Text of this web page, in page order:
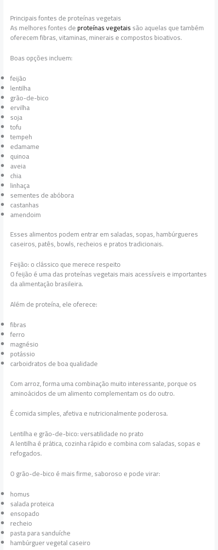
Principais fontes de proteínas vegetais
As melhores fontes deproteínas vegetaissão aquelas que também
oferecem fibras, vitaminas, minerais e compostos bioativos.
Boas opções incluem:
feijão
lentilha
grão-de-bico
ervilha
soja
tofu
tempeh
edamame
quinoa
aveia
chia
linhaça
sementes de abóbora
castanhas
amendoim
Esses alimentos podem entrar em saladas, sopas, hambúrgueres
caseiros, patês, bowls, recheios e pratos tradicionais.
Feijão: o clássico que merece respeito
O feijão é uma das proteínas vegetais mais acessíveis e importantes
da alimentação brasileira.
Além de proteína, ele oferece:
fibras
ferro
magnésio
potássio
carboidratos de boa qualidade
Com arroz, forma uma combinação muito interessante, porque os
aminoácidos de um alimento complementam os do outro.
É comida simples, afetiva e nutricionalmente poderosa.
Lentilha e grão-de-bico: versatilidade no prato
A lentilha é prática, cozinha rápido e combina com saladas, sopas e
refogados.
O grão-de-bico é mais firme, saboroso e pode virar:
homus
salada proteica
ensopado
recheio
pasta para sanduíche
hambúrguer vegetal caseiro